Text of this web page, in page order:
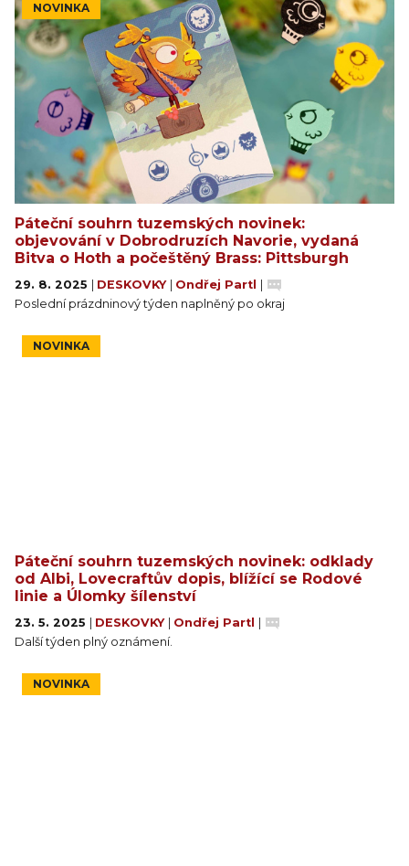
NOVINKA
Páteční souhrn tuzemských novinek:
objevování v Dobrodruzích Navorie, vydaná
Bitva o Hoth a počeštěný Brass: Pittsburgh
29. 8. 2025 DESKOVKY Ondřej Partl
Poslední prázdninový týden naplněný po okraj
NOVINKA
Páteční souhrn tuzemských novinek: odklady
od Albi, Lovecraftův dopis, blížící se Rodové
linie a Úlomky šílenství
23. 5. 2025 DESKOVKY Ondřej Partl
Další týden plný oznámení.
NOVINKA